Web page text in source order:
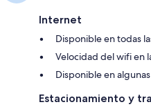
Internet
Disponible en todas
Velocidad del wifi en
Disponible en
Estacionamiento y